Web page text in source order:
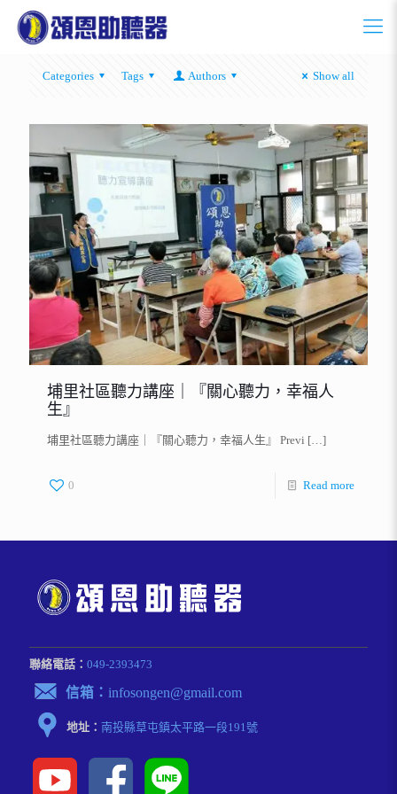
Categories Tags Authors Show all
埔里社區聽力講座｜『關心聽力，幸福人
生』
埔里社區聽力講座｜『關心聽力，幸福人生』 Previ […]
0 Read more
聯絡電話： 049-2393473
信箱： infosongen@gmail.com
地址： 南投縣草屯鎮太平路⼀段191號